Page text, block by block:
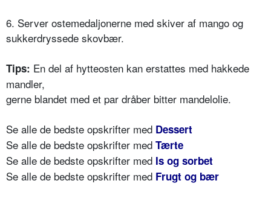
6. Server ostemedaljonerne med skiver af mango og
sukkerdryssede skovbær.
Tips: En del af hytteosten kan erstattes med hakkede
mandler,
gerne blandet med et par dråber bitter mandelolie.
Se alle de bedste opskrifter med Dessert
Se alle de bedste opskrifter med Tærte
Se alle de bedste opskrifter med Is og sorbet
Se alle de bedste opskrifter med Frugt og bær